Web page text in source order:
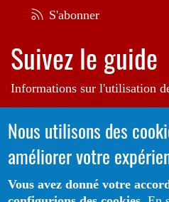
S'abonner
Suivez le guide
Informations sur l'utilisation
Voir le guide
Autrice de l'illustration en
Nous utilisons des
améliorer votre
Vous avez donné votre